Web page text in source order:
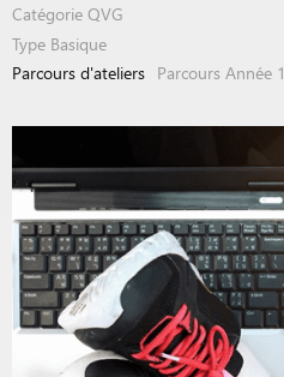
Catégorie QVG
Type Basique
Parcours d'ateliers Parcours Année 1